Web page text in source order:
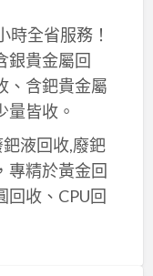
時全省服務！
銀貴金屬回
、含鈀貴金屬
量皆收。
液回收,廢鈀
專精於黃金回
回收、CPU回